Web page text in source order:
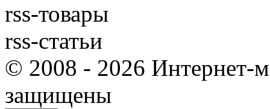
rss-товары
rss-статьи
© 2008 - 2026 Интернет-
защищены